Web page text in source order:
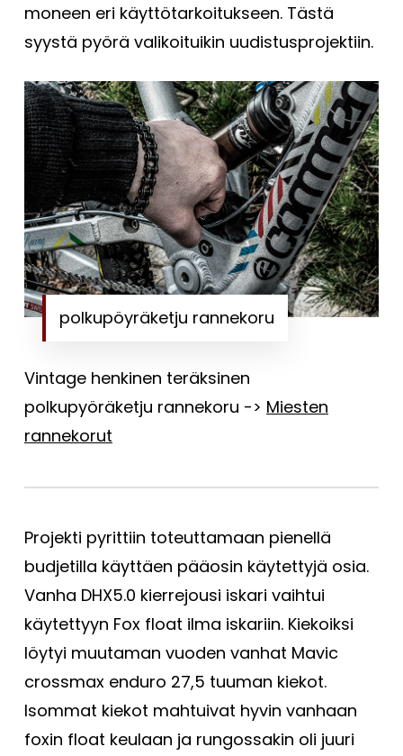
moneen eri käyttötarkoitukseen. Tästä
syystä pyörä valikoituikin uudistusprojektiin.
polkupöyräketju rannekoru
Vintage henkinen teräksinen
polkupyöräketju rannekoru -> Miesten
rannekorut
Projekti pyrittiin toteuttamaan pienellä
budjetilla käyttäen pääosin käytettyjä osia.
Vanha DHX5.0 kierrejousi iskari vaihtui
käytettyyn Fox float ilma iskariin. Kiekoiksi
löytyi muutaman vuoden vanhat Mavic
crossmax enduro 27,5 tuuman kiekot.
Isommat kiekot mahtuivat hyvin vanhaan
foxin float keulaan ja rungossakin oli juuri